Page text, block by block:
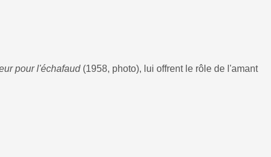
pour l'échafaud (1958, photo), lui offrent le rôle de l'amant